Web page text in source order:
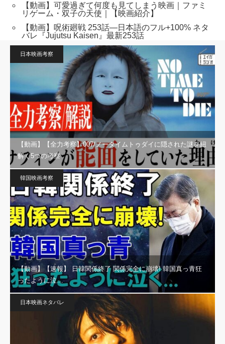
【動画】可愛過ぎて何度も見てしまう映画｜ファミ
リゲーム・双子の天使｜【映画紹介】
【動画】呪術廻戦 253話―日本語のフル+100% ネタ
バレ『Jujutsu Kaisen』最新253話
日本映画考察
【動画】【全力考察】007/ノータイムトゥダイに隠された謎を紐
解く5つの考察
韓国映画考察
【動画】【速報】 日韓関係終了 関係完全に崩壊! 韓国真っ青狂
ったように泣…
日本映画ネタバレ